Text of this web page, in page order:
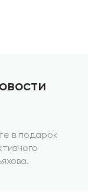
в подарок